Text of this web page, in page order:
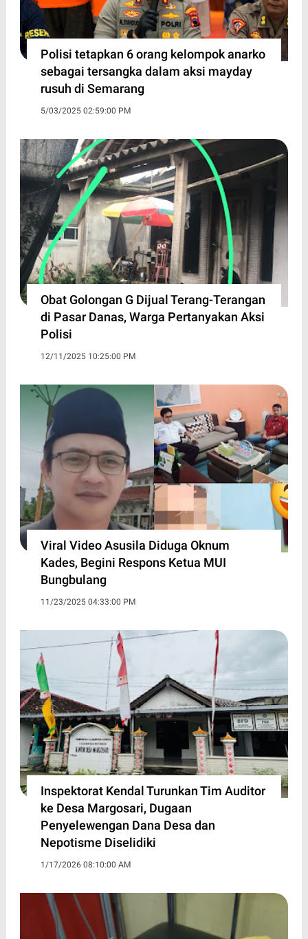
Polisi tetapkan 6 orang kelompok anarko
sebagai tersangka dalam aksi mayday
rusuh di Semarang
5/03/2025 02:59:00 PM
Obat Golongan G Dijual Terang-Terangan
di Pasar Danas, Warga Pertanyakan Aksi
Polisi
12/11/2025 10:25:00 PM
Viral Video Asusila Diduga Oknum
Kades, Begini Respons Ketua MUI
Bungbulang
11/23/2025 04:33:00 PM
Inspektorat Kendal Turunkan Tim Auditor
ke Desa Margosari, Dugaan
Penyelewengan Dana Desa dan
Nepotisme Diselidiki
1/17/2026 08:10:00 AM